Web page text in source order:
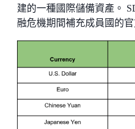
建的一種國際儲備資產。
融危機期間補充成員國的